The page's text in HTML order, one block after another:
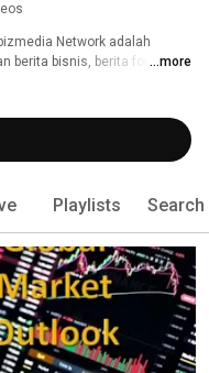
Network adalah
berita bisnis, berita forex, ...more
Playlists Search